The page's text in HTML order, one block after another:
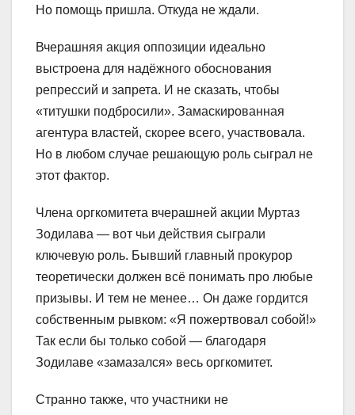
Но помощь пришла. Откуда не ждали.
Вчерашняя акция оппозиции идеально
выстроена для надёжного обоснования
репрессий и запрета. И не сказать, чтобы
«титушки подбросили». Замаскированная
агентура властей, скорее всего, участвовала.
Но в любом случае решающую роль сыграл не
этот фактор.
Члена оргкомитета вчерашней акции Муртаз
Зодилава — вот чьи действия сыграли
ключевую роль. Бывший главный прокурор
теоретически должен всё понимать про любые
призывы. И тем не менее… Он даже гордится
собственным рывком: «Я пожертвовал собой!»
Так если бы только собой — благодаря
Зодилаве «замазался» весь оргкомитет.
Странно также, что участники не